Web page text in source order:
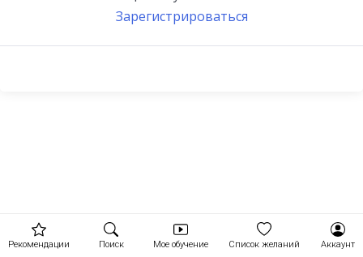
Зарегистрироваться
Рекомендации Поиск Мое обучение Список желаний Аккаунт